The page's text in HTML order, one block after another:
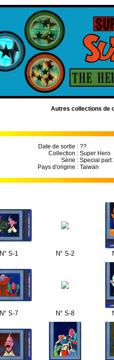
Autres collections de
Date de sortie :
Collection :
Série :
Pays d'origine :
??
Super Hero
Special part
Taiwan
N° S-1 N° S-2
N° S-7 N° S-8